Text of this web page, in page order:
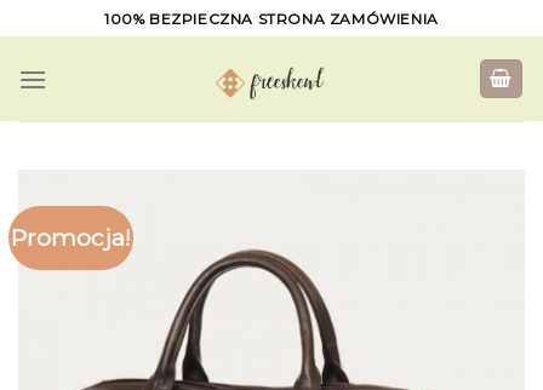
to
content
100% BEZPIECZNA STRONA ZAMÓWIENIA
Promocja!